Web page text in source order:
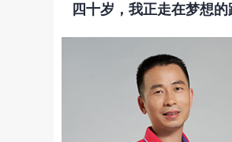
四十岁，我正走在梦想的